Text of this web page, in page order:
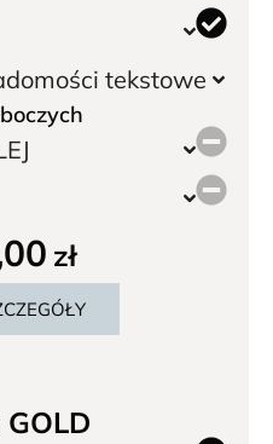
tekstowe
zł